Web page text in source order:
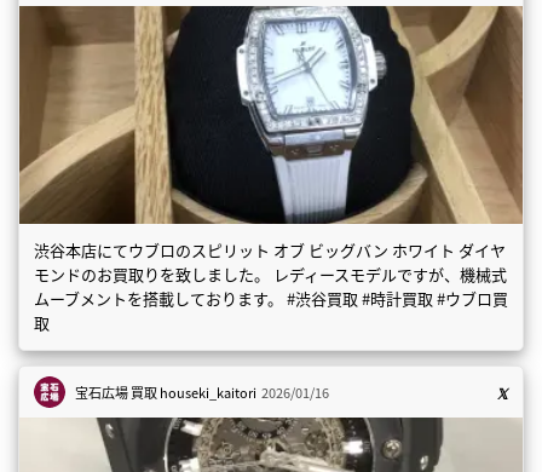
渋谷本店にてウブロのスピリット オブ ビッグバン ホワイト ダイヤ
モンドのお買取りを致しました。 レディースモデルですが、機械式
ムーブメントを搭載しております。 #渋谷買取 #時計買取 #ウブロ買
取
宝石広場 買取houseki_kaitori 2026/01/16